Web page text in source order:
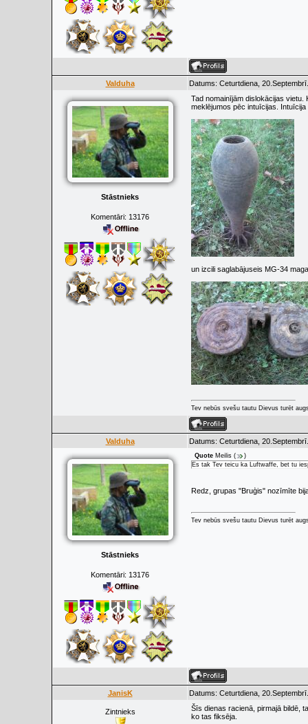
Valduha Datums: Ceturtdiena,
Stāstnieks
Komentāri: 13176
Tad nomainījām dislokācijas
meklējumos pēc intuīcijas.
un izcili saglabājuseis MG-34
Tev nebūs svešu tautu Dievus turēt
Valduha Datums: Ceturtdiena,
Stāstnieks
Komentāri: 13176
Quote Meilis (
)
Es tak Tev teicu ka Luftwaffe, bet tu
Redz, grupas "Bruģis" nozīmīte
Tev nebūs svešu tautu Dievus turēt
JanisK Datums: Ceturtdiena,
Zintnieks
Šīs dienas racienā, pirmajā bildē,
ko tas fiksēja.